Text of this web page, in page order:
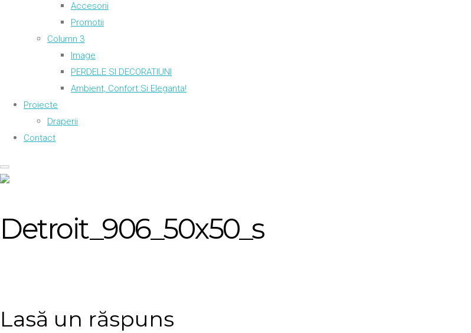
Accesorii
Promotii
Column 3
Image
PERDELE SI DECORATIUNI
Ambient, Confort Si Eleganta!
Proiecte
Draperii
Contact
Detroit_906_50x50_s
Lasă un răspuns